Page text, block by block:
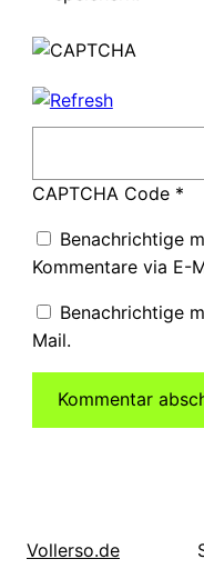
CAPTCHA Code*
Benachrichtige
Kommentare via E-
Benachrichtige
Mail.
Vollerso.de